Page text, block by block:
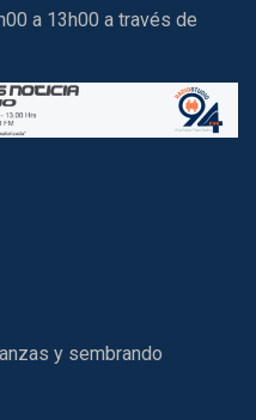
a 13h00 a través de
y sembrando